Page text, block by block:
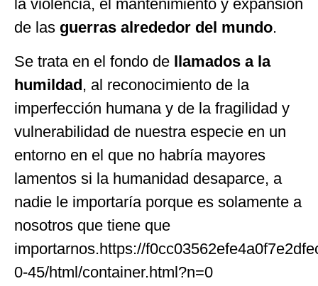
la violencia, el mantenimiento y expansión
de las guerras alrededor del mundo.
Se trata en el fondo de llamados a la
humildad, al reconocimiento de la
imperfección humana y de la fragilidad y
vulnerabilidad de nuestra especie en un
entorno en el que no habría mayores
lamentos si la humanidad desaparce, a
nadie le importaría porque es solamente a
nosotros que tiene que
importarnos.https://
0-45/html/container.html?n=0